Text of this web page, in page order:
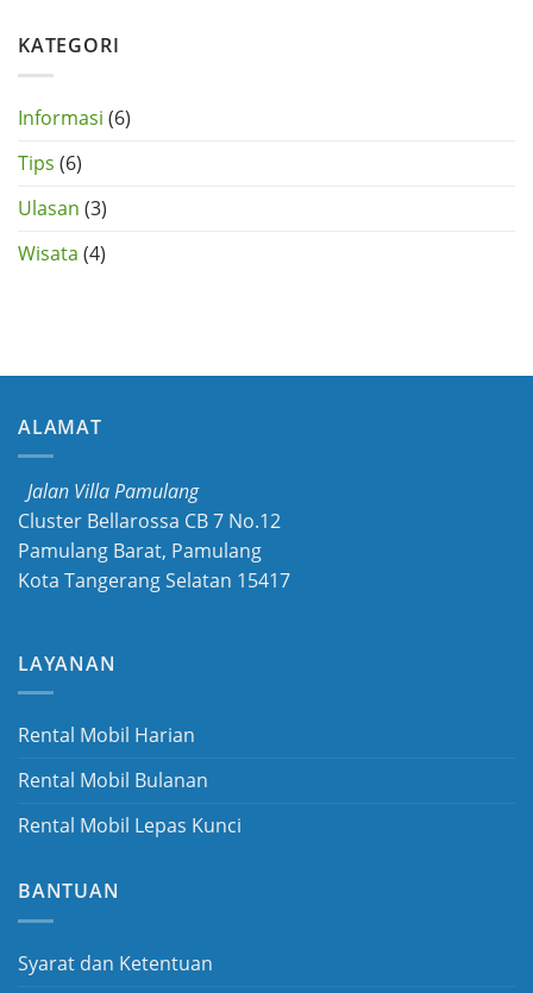
KATEGORI
Informasi (6)
Tips (6)
Ulasan (3)
Wisata (4)
ALAMAT
Jalan Villa Pamulang
Cluster Bellarossa CB 7 No.12
Pamulang Barat, Pamulang
Kota Tangerang Selatan 15417
LAYANAN
Rental Mobil Harian
Rental Mobil Bulanan
Rental Mobil Lepas Kunci
BANTUAN
Syarat dan Ketentuan